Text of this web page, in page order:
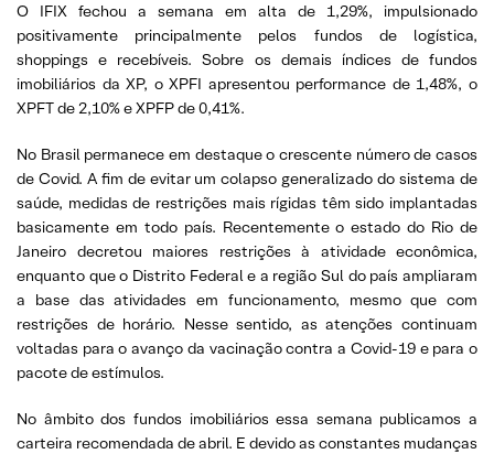
O IFIX fechou a semana em alta de 1,29%, impulsionado
positivamente principalmente pelos fundos de logística,
shoppings e recebíveis. Sobre os demais índices de fundos
imobiliários da XP, o XPFI apresentou performance de 1,48%, o
XPFT de 2,10% e XPFP de 0,41%.
No Brasil permanece em destaque o crescente número de casos
de Covid. A fim de evitar um colapso generalizado do sistema de
saúde, medidas de restrições mais rígidas têm sido implantadas
basicamente em todo país. Recentemente o estado do Rio de
Janeiro decretou maiores restrições à atividade econômica,
enquanto que o Distrito Federal e a região Sul do país ampliaram
a base das atividades em funcionamento, mesmo que com
restrições de horário. Nesse sentido, as atenções continuam
voltadas para o avanço da vacinação contra a Covid-19 e para o
pacote de estímulos.
No âmbito dos fundos imobiliários essa semana publicamos a
carteira recomendada de abril. E devido as constantes mudanças